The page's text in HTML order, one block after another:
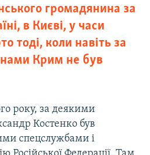
громадянина за
в Києві, у часи
тоді, коли навіть за
Крим не був
року, за деякими
Костенко був
спецслужбами і